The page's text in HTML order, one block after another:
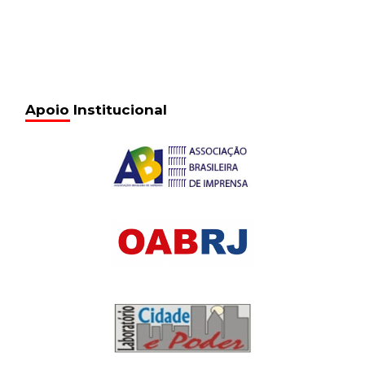
Apoio Institucional